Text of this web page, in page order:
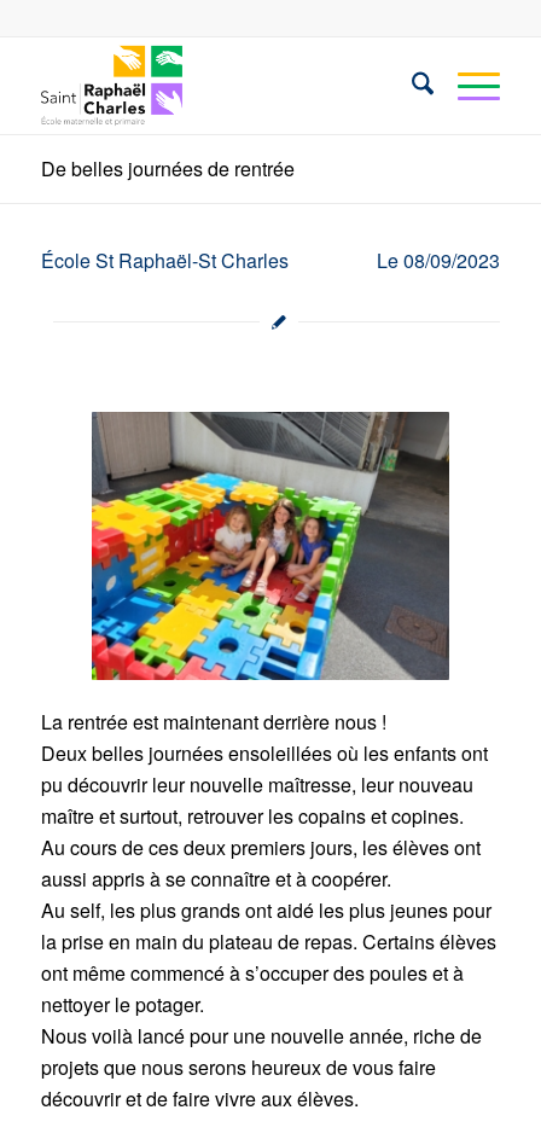
De belles journées de rentrée
École St Raphaël-St Charles Le 08/09/2023
La rentrée est maintenant derrière nous !
Deux belles journées ensoleillées où les enfants ont
pu découvrir leur nouvelle maîtresse, leur nouveau
maître et surtout, retrouver les copains et copines.
Au cours de ces deux premiers jours, les élèves ont
aussi appris à se connaître et à coopérer.
Au self, les plus grands ont aidé les plus jeunes pour
la prise en main du plateau de repas. Certains élèves
ont même commencé à s’occuper des poules et à
nettoyer le potager.
Nous voilà lancé pour une nouvelle année, riche de
projets que nous serons heureux de vous faire
découvrir et de faire vivre aux élèves.